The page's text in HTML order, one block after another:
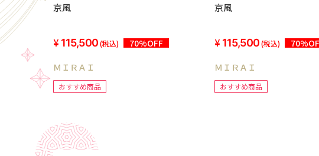
京風
115,500(税込) 70%OFF
ＭＩＲＡＩ
おすすめ商品
京風
115,500(税込)
ＭＩＲＡＩ
おすすめ商品